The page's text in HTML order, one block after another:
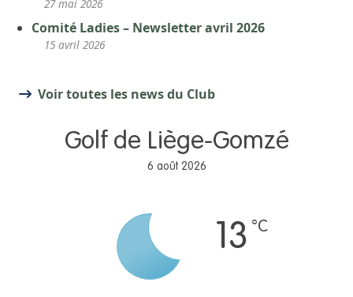
27 mai 2026
Comité Ladies – Newsletter avril 2026
15 avril 2026
Voir toutes les news du Club
Golf de Liège-Gomzé
6 août 2026
13 °C